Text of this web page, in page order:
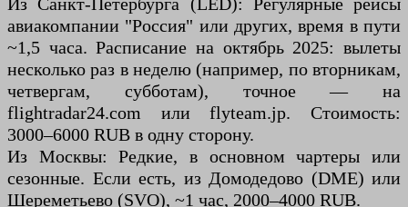
авиакомпании "Россия" или других, время в пути
~1,5 часа. Расписание на октябрь 2025: вылеты
несколько раз в неделю (например, по вторникам,
четвергам, субботам), точное — на
flightradar24.com или flyteam.jp. Стоимость:
3000–6000 RUB в одну сторону.
Из Москвы: Редкие, в основном чартеры или
сезонные. Если есть, из Домодедово (DME) или
Шереметьево (SVO), ~1 час, 2000–4000 RUB.